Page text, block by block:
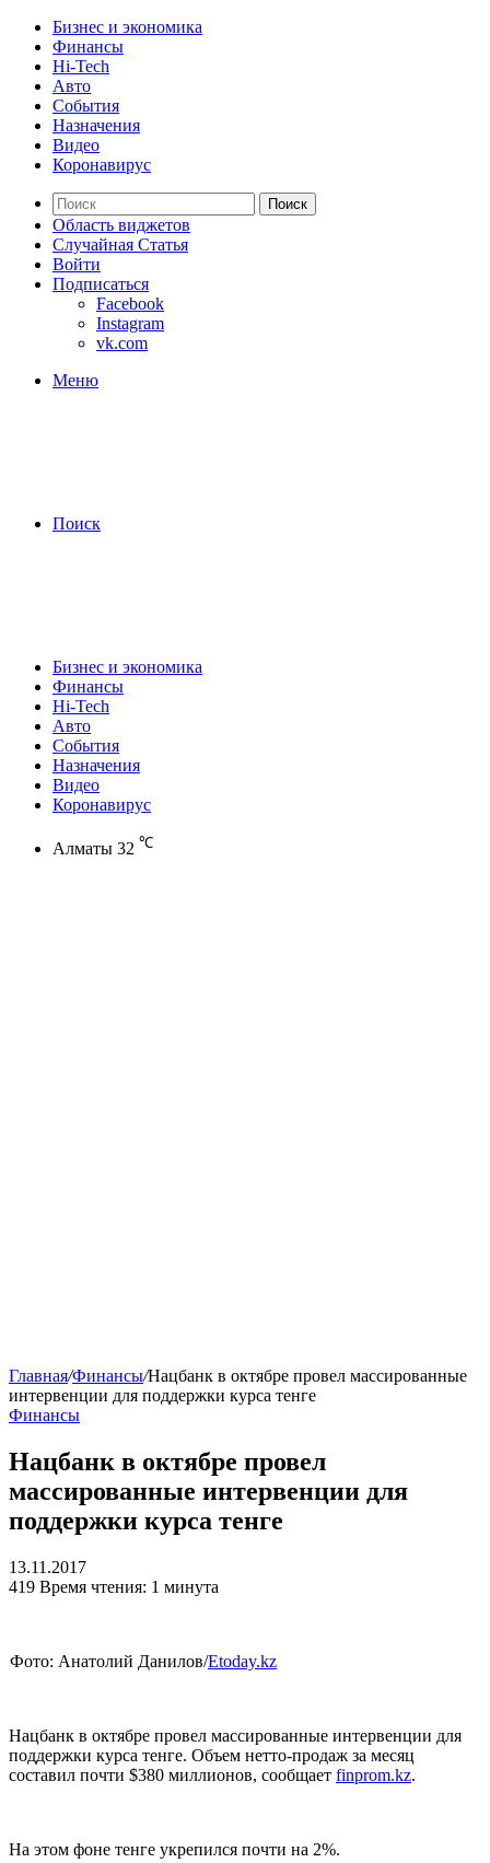
Бизнес и экономика
Финансы
Hi-Tech
Авто
События
Назначения
Видео
Коронавирус
Поиск
Область виджетов
Случайная Статья
Войти
Подписаться
Facebook
Instagram
vk.com
Меню
Поиск
Бизнес и экономика
Финансы
Hi-Tech
Авто
События
Назначения
Видео
Коронавирус
Алматы 32 ℃
Главная/Финансы/Нацбанк в октябре провел массированные
интервенции для поддержки курса тенге
Финансы
Нацбанк в октябре провел
массированные интервенции для
поддержки курса тенге
13.11.2017
419 Время чтения: 1 минута
Фото: Анатолий Данилов/Etoday.kz
Нацбанк в октябре провел массированные интервенции для
поддержки курса тенге. Объем нетто-продаж за месяц
составил почти $380 миллионов, сообщает finprom.kz.
На этом фоне тенге укрепился почти на 2%.